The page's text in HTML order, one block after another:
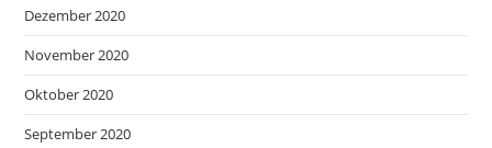
Dezember 2020
November 2020
Oktober 2020
September 2020